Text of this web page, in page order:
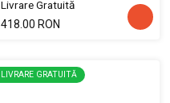
Livrare Gratuită
418.00 RON
LIVRARE GRATUITĂ